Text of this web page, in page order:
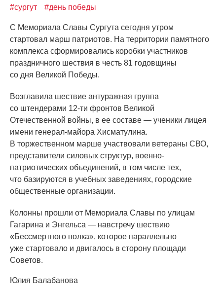
#сургут #день победы
С Мемориала Славы Сургута сегодня утром
стартовал марш патриотов. На территории памятного
комплекса сформировались коробки участников
праздничного шествия в честь 81 годовщины
со дня Великой Победы.
Возглавила шествие антуражная группа
со штендерами 12-ти фронтов Великой
Отечественной войны, в ее составе — ученики лицея
имени генерал-майора Хисматулина.
В торжественном марше участвовали ветераны СВО,
представители силовых структур, военно-
патриотических объединений, в том числе тех,
что базируются в учебных заведениях, городские
общественные организации.
Колонны прошли от Мемориала Славы по улицам
Гагарина и Энгельса — навстречу шествию
«Бессмертного полка», которое параллельно
уже стартовало и двигалось в сторону площади
Советов.
Юлия Балабанова